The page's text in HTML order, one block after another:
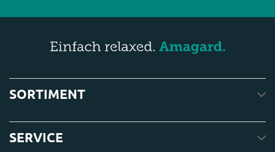
SORTIMENT
SERVICE